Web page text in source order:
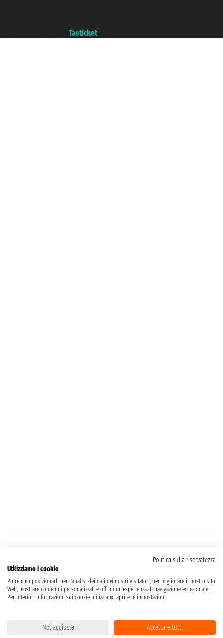
Taoticket
Politica sulla riservatezza
Utilizziamo i cookie
Potremmo posizionarli per l'analisi dei dati dei nostri visitatori, per migliorare il nostro sito
Web, mostrare contenuti personalizzati e offrirti un'esperienza di navigazione eccezionale.
Per ulteriori informazioni sui cookie utilizziamo aprire le impostazioni.
No, aggiusta Accettare tutti